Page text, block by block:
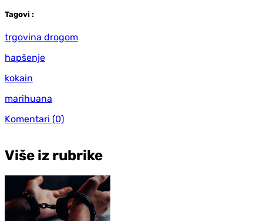
Tagovi :
trgovina drogom
hapšenje
kokain
marihuana
Komentari (0)
Više iz rubrike